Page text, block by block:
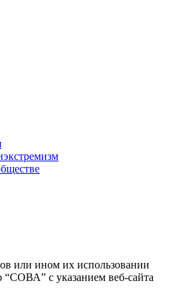
или ином их использовании
“СОВА” с указанием веб-сайта